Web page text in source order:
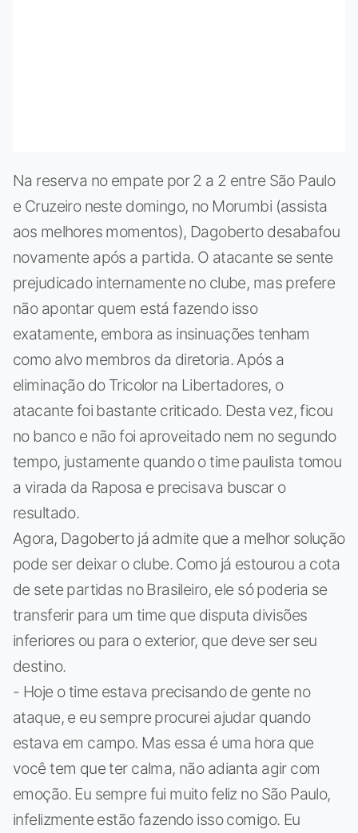
Na reserva no empate por 2 a 2 entre São Paulo
e Cruzeiro neste domingo, no Morumbi (assista
aos melhores momentos), Dagoberto desabafou
novamente após a partida. O atacante se sente
prejudicado internamente no clube, mas prefere
não apontar quem está fazendo isso
exatamente, embora as insinuações tenham
como alvo membros da diretoria. Após a
eliminação do Tricolor na Libertadores, o
atacante foi bastante criticado. Desta vez, ficou
no banco e não foi aproveitado nem no segundo
tempo, justamente quando o time paulista tomou
a virada da Raposa e precisava buscar o
resultado.
Agora, Dagoberto já admite que a melhor solução
pode ser deixar o clube. Como já estourou a cota
de sete partidas no Brasileiro, ele só poderia se
transferir para um time que disputa divisões
inferiores ou para o exterior, que deve ser seu
destino.
- Hoje o time estava precisando de gente no
ataque, e eu sempre procurei ajudar quando
estava em campo. Mas essa é uma hora que
você tem que ter calma, não adianta agir com
emoção. Eu sempre fui muito feliz no São Paulo,
infelizmente estão fazendo isso comigo. Eu